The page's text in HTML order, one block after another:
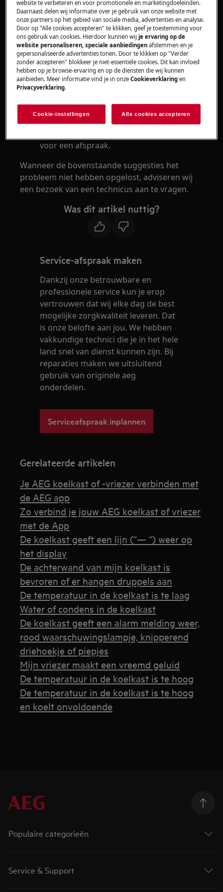
Oplossing
Controleer of het lampje in de
binnenruimte niet los zit en draai deze
vast.
Vervang het lampje in de binnenruimte
door een nieuw exemplaar. Volg de
Sluit de deur en open de deur opnieuw om
de verlichting weer in te schakelen.
voor een afspraak.
Wanneer de bovenstaande suggesties het
probleem niet hebben opgelost, adviseren wij
een bezoek van een technicus aan te vragen.
Was dit artikel nuttig?
Service-afspraak maken
Dankzij onze betrouwbare en
professionele service kun je erop
vertrouwen dat wij elke dag de best
mogelijke zorgkwaliteit leveren. Dat
is onze belofte aan jou. We hebben
vakkundige technici die je in het hele
land snel van dienst kunnen zijn. Bij
reparaties maken we uitsluitend
gebruik van originele aeg
onderdelen.
Serviceafspraak inplannen
Gerelateerde artikelen
Je AEG koelkast of -vriezer verbinden met
de AEG app
Zo verbind je jouw AEG koelkast of vriezer
met de App
De koelkast geeft een lijn (“— “) weer op
het display
De achterwand van mijn koelkast is
bevroren of er hangen druppels aan
De temperatuur in de koelkast is te laag
Water of condens in de koelkast
De koelkast geeft een alarm melding weer,
rood waarschuwingslampje, knipperend
driehoekje of piepjes
Mijn vriezer maakt een vreemd geluid
De temperatuur in de koelkast is te hoog
De temperatuur in de koelkast is te hoog
en koelt onvoldoende
Populaire categorieën
Service & Support
website te verbeteren en voor promotionele en marketingdoeleinden.
Daarnaast delen wij informatie over je gebruik van onze website met
onze partners op het gebied van sociale media, advertenties en analyse.
Door op "Alle cookies accepteren" te klikken, geef je toestemming voor
ons gebruik van cookies. Hierdoor kunnen wijje ervaring op de
website personaliseren, speciale aanbiedingen afstemmen en je
gepersonaliseerde advertenties tonen. Door te klikken op "Verder
zonder accepteren" blokkeer je niet-essentiële cookies. Dit kan invloed
hebben op je browse-ervaring en op de diensten die wij kunnen
aanbieden. Meer informatie vind je in onzeCookieverklaring en
Privacyverklaring.
Cookie-instellingen Alle cookies accepteren